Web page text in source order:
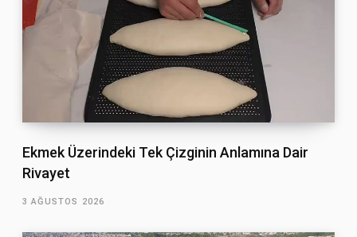
Ekmek Üzerindeki Tek Çizginin Anlamına Dair
Rivayet
3 AĞUSTOS 2026